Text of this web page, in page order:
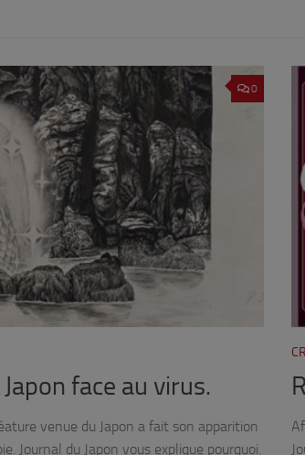
0
face au virus.
venue du Japon a fait son apparition
Journal du Japon vous explique pourquoi.